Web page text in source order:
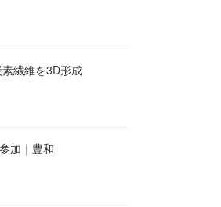
繊維を3D形成
加｜豊和